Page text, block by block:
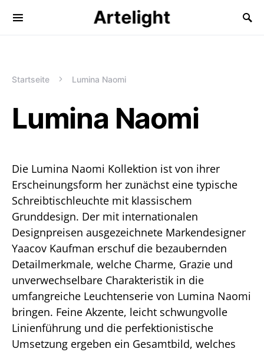
Artelight
Startseite Lumina Naomi
Lumina Naomi
Die Lumina Naomi Kollektion ist von ihrer
Erscheinungsform her zunächst eine typische
Schreibtischleuchte mit klassischem
Grunddesign. Der mit internationalen
Designpreisen ausgezeichnete Markendesigner
Yaacov Kaufman erschuf die bezaubernden
Detailmerkmale, welche Charme, Grazie und
unverwechselbare Charakteristik in die
umfangreiche Leuchtenserie von Lumina Naomi
bringen. Feine Akzente, leicht schwungvolle
Linienführung und die perfektionistische
Umsetzung ergeben ein Gesamtbild, welches